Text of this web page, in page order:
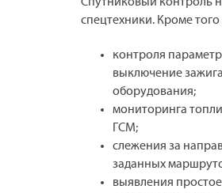
спецтехники. Кроме того
контроля
выключение
оборудования;
мониторинга
ГСМ;
слежения за
заданных
выявления